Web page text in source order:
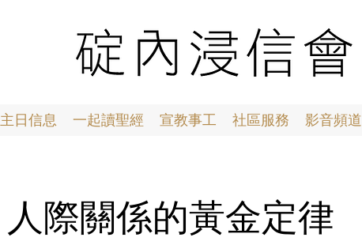
主日信息 一起讀聖經 宣教事工 社區服務 影音頻道
人際關係的黃金定律